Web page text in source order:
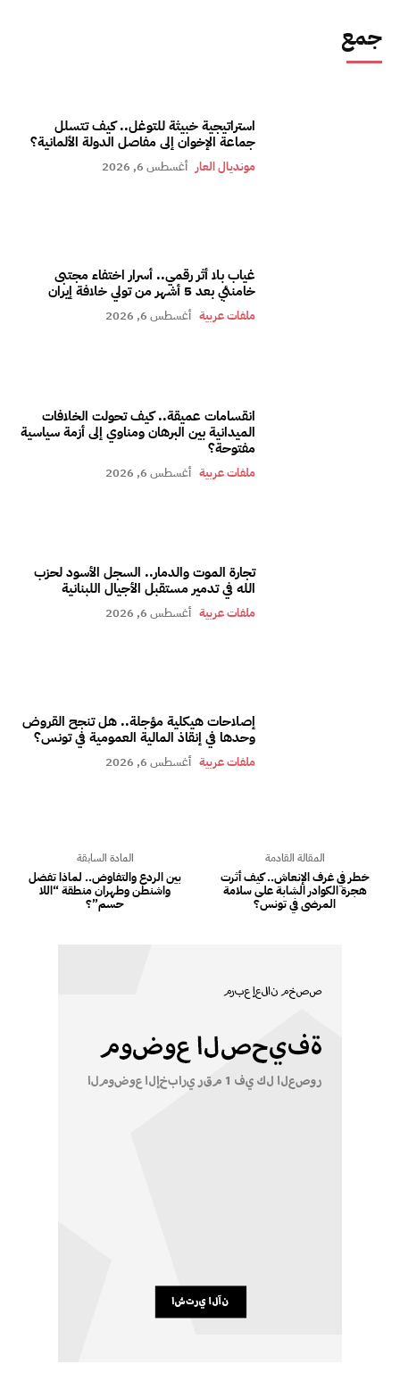
جمع
استراتيجية خبيثة للتوغل.. كيف تتسلل
جماعة الإخوان إلى مفاصل الدولة الألمانية؟
مونديال العار أغسطس 6, 2026
غياب بلا أثر رقمي.. أسرار اختفاء مجتبى
خامنئي بعد 5 أشهر من تولي خلافة إيران
ملفات عربية أغسطس 6, 2026
انقسامات عميقة.. كيف تحولت الخلافات
الميدانية بين البرهان ومناوي إلى أزمة سياسية
مفتوحة؟
ملفات عربية أغسطس 6, 2026
تجارة الموت والدمار.. السجل الأسود لحزب
الله في تدمير مستقبل الأجيال اللبنانية
ملفات عربية أغسطس 6, 2026
إصلاحات هيكلية مؤجلة.. هل تنجح القروض
وحدها في إنقاذ المالية العمومية في تونس؟
ملفات عربية أغسطس 6, 2026
المادة السابقة
بين الردع والتفاوض.. لماذا تفضل
واشنطن وطهران منطقة “اللا
حسم”؟
المقالة القادمة
خطر في غرف الإنعاش.. كيف أثرت
هجرة الكوادر الشابة على سلامة
المرضى في تونس؟